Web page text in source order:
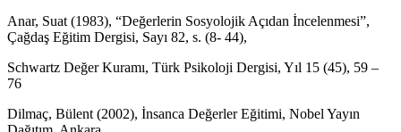
Anar, Suat (1983), “Değerlerin Sosyolojik Açıdan İncelenmesi”,
Çağdaş Eğitim Dergisi, Sayı 82, s. (8- 44),
Schwartz Değer Kuramı, Türk Psikoloji Dergisi, Yıl 15 (45), 59 –
76
Dilmaç, Bülent (2002), İnsanca Değerler Eğitimi, Nobel Yayın